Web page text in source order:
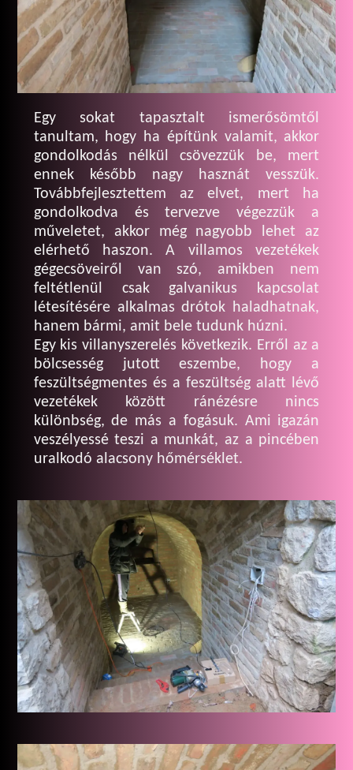
Egy sokat tapasztalt ismerősömtől
tanultam, hogy ha építünk valamit, akkor
gondolkodás nélkül csövezzük be, mert
ennek később nagy hasznát vesszük.
Továbbfejlesztettem az elvet, mert ha
gondolkodva és tervezve végezzük a
műveletet, akkor még nagyobb lehet az
elérhető haszon. A villamos vezetékek
gégecsöveiről van szó, amikben nem
feltétlenül csak galvanikus kapcsolat
létesítésére alkalmas drótok haladhatnak,
hanem bármi, amit bele tudunk húzni.
Egy kis villanyszerelés következik. Erről az a
bölcsesség jutott eszembe, hogy a
feszültségmentes és a feszültség alatt lévő
vezetékek között ránézésre nincs
különbség, de más a fogásuk. Ami igazán
veszélyessé teszi a munkát, az a pincében
uralkodó alacsony hőmérséklet.